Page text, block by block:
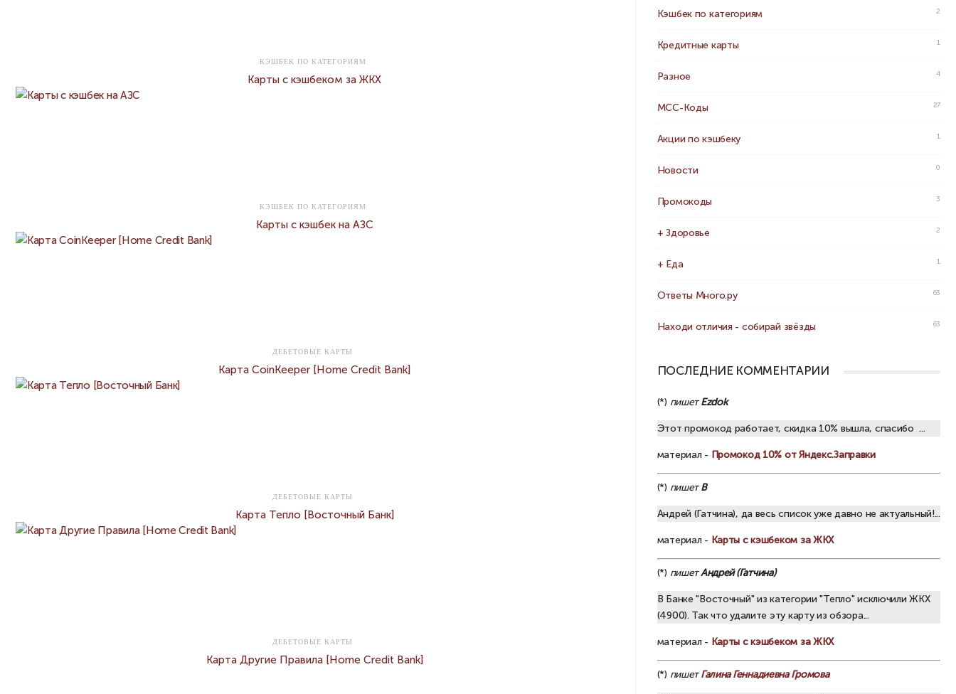
КЭШБЕК ПО КАТЕГОРИЯМ
Карты с кэшбеком за ЖКХ
КЭШБЕК ПО КАТЕГОРИЯМ
Карты с кэшбек на АЗС
ДЕБЕТОВЫЕ КАРТЫ
Карта CoinKeeper [Home Credit Bank]
ДЕБЕТОВЫЕ КАРТЫ
Карта Тепло [Восточный Банк]
ДЕБЕТОВЫЕ КАРТЫ
Карта Другие Правила [Home Credit Bank]
Кэшбек по категориям 2
Кредитные карты 1
Разное 4
MCC-Коды 27
Акции по кэшбеку 1
Новости 0
Промокоды 3
+ Здоровье 2
+ Еда 1
Ответы Много.ру 63
Находи отличия - собирай звёзды 63
ПОСЛЕДНИЕ КОММЕНТАРИИ
(*) пишетEzdok
Этот промокод работает, скидка 10% вышла, спасибо ...
материал - Промокод 10% от Яндекс.Заправки
(*) пишетВ
Андрей (Гатчина), да весь список уже давно не актуальный!...
материал - Карты с кэшбеком за ЖКХ
(*) пишетАндрей (Гатчина)
В Банке "Восточный" из категории "Тепло" исключили ЖКХ
(4900). Так что удалите эту карту из обзора...
материал - Карты с кэшбеком за ЖКХ
(*) пишетГалина Геннадиевна Громова